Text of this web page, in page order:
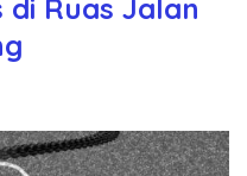
Ruas Jalan